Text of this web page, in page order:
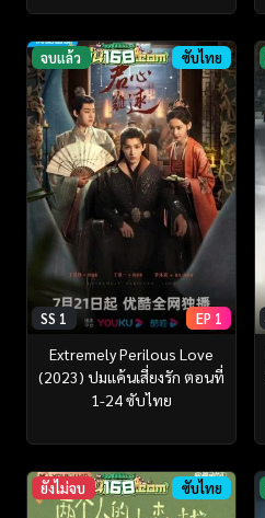
จบแล้ว ซับไทย
SS 1 EP 1
Extremely Perilous Love
(2023) ปมแค้นเสี่ยงรัก ตอนที่
1-24 ซับไทย
ยังไม่จบ ซับไทย